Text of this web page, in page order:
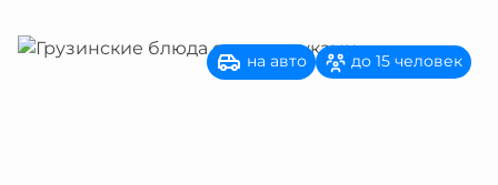
на авто до 15 человек